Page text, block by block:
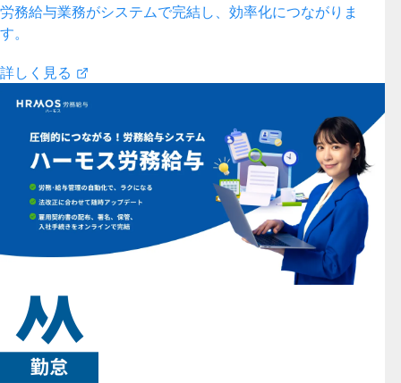
労務給与業務がシステムで完結し、効率化につながりま
す。
詳しく見る